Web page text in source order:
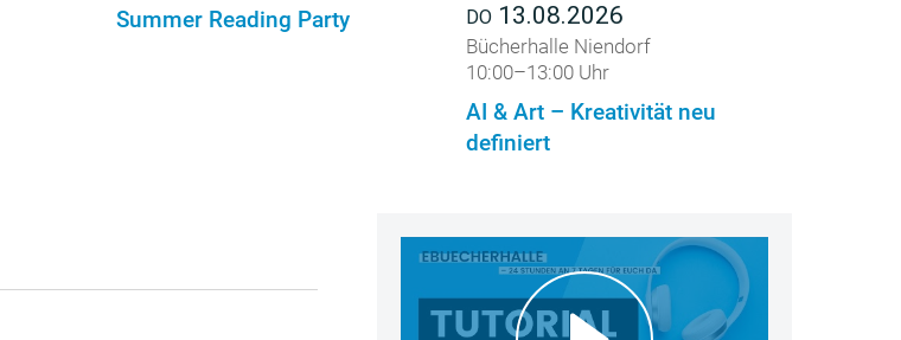
Summer Reading Party DO 13.08.2026
Bücherhalle Niendorf
10:00–13:00 Uhr
AI & Art – Kreativität neu
definiert